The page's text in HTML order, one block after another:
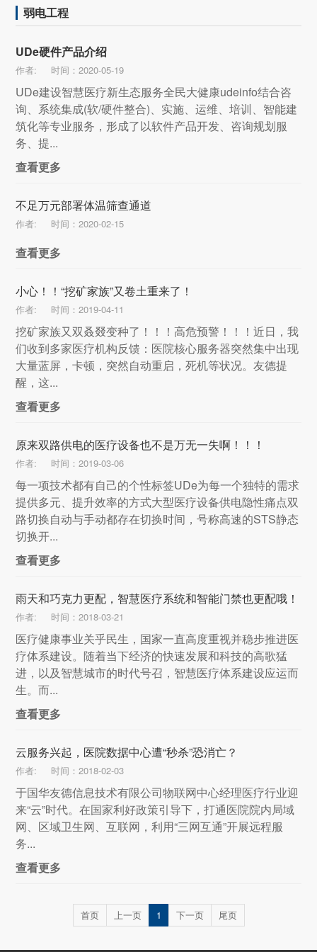
弱电工程
UDe硬件产品介绍
作者: 时间：2020-05-19
UDe建设智慧医疗新生态服务全民大健康udeinfo结合咨
询、系统集成(软/硬件整合)、实施、运维、培训、智能建
筑化等专业服务，形成了以软件产品开发、咨询规划服
务、提...
查看更多
不足万元部署体温筛查通道
作者: 时间：2020-02-15
查看更多
小心！！“挖矿家族”又卷土重来了！
作者: 时间：2019-04-11
挖矿家族又双叒叕变种了！！！高危预警！！！近日，我
们收到多家医疗机构反馈：医院核心服务器突然集中出现
大量蓝屏，卡顿，突然自动重启，死机等状况。友德提
醒，这...
查看更多
原来双路供电的医疗设备也不是万无一失啊！！！
作者: 时间：2019-03-06
每一项技术都有自己的个性标签UDe为每一个独特的需求
提供多元、提升效率的方式大型医疗设备供电隐性痛点双
路切换自动与手动都存在切换时间，号称高速的STS静态
切换开...
查看更多
雨天和巧克力更配，智慧医疗系统和智能门禁也更配哦！
作者: 时间：2018-03-21
医疗健康事业关乎民生，国家一直高度重视并稳步推进医
疗体系建设。随着当下经济的快速发展和科技的高歌猛
进，以及智慧城市的时代号召，智慧医疗体系建设应运而
生。而...
查看更多
云服务兴起，医院数据中心遭“秒杀”恐消亡？
作者: 时间：2018-02-03
于国华友德信息技术有限公司物联网中心经理医疗行业迎
来“云”时代。在国家利好政策引导下，打通医院院内局域
网、区域卫生网、互联网，利用“三网互通”开展远程服
务...
查看更多
首页 上一页 1 下一页 尾页